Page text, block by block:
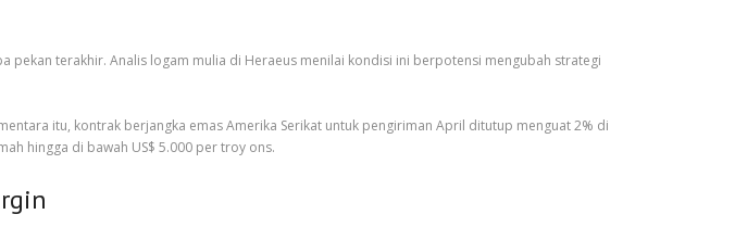
pekan terakhir. Analis logam mulia di Heraeus menilai kondisi ini berpotensi mengubah strategi
itu, kontrak berjangka emas Amerika Serikat untuk pengiriman April ditutup menguat 2% di
hingga di bawah US$ 5.000 per troy ons.